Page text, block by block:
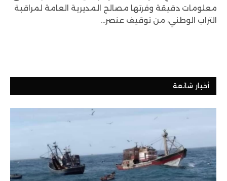
معلومات دقيقة وفرتها مصالح المديرية العامة لمراقبة
التراب الوطني، من توقيف عنصر…
أخبار شائعة